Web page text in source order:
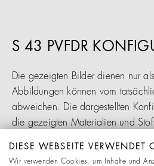
S 43 PVFDR
Die gezeigten Bilder dienen nur
Abbildungen können vom
abweichen. Die dargestellten
die gezeigten Materialien und
DIESE WEBSEITE VERWENDET
Wir verwenden Cookies, um Inhalte und